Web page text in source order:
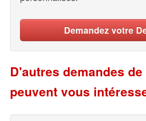
Demandez votre
D'autres demandes
peuvent vous